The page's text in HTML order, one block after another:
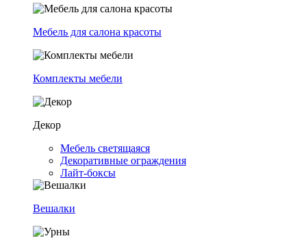
Мебель для салона красоты
Комплекты мебели
Декор
Мебель светящаяся
Декоративные ограждения
Лайт-боксы
Вешалки